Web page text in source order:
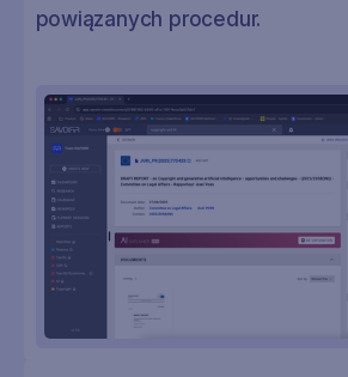
powiązanych procedur.